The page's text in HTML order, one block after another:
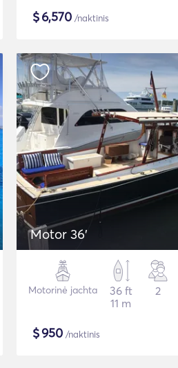
$6,570 /naktinis
Motor 36'
Motorinė jachta
36 ft
11 m
2
$950 /naktinis